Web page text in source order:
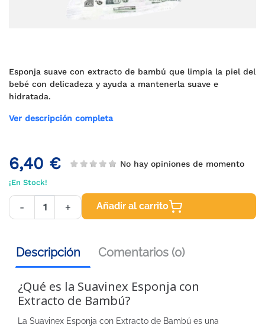
Esponja suave con extracto de bambú que limpia la piel del
bebé con delicadeza y ayuda a mantenerla suave e
hidratada.
Ver descripción completa
6,40 € No hay opiniones de momento
¡En Stock!
- + Añadir al carrito
Descripción Comentarios (0)
¿Qué es la Suavinex Esponja con
Extracto de Bambú?
La Suavinex Esponja con Extracto de Bambú es una